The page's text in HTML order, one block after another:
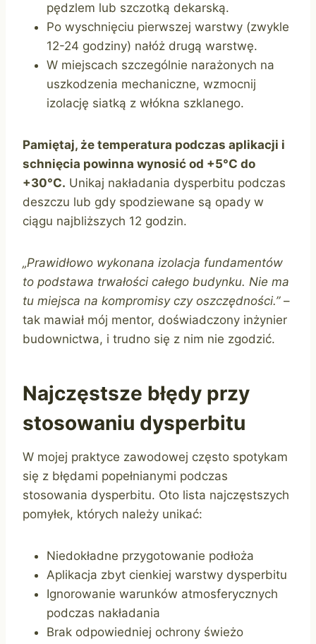
pędzlem lub szczotką dekarską.
Po wyschnięciu pierwszej warstwy (zwykle
12-24 godziny) nałóż drugą warstwę.
W miejscach szczególnie narażonych na
uszkodzenia mechaniczne, wzmocnij
izolację siatką z włókna szklanego.
Pamiętaj, że temperatura podczas aplikacji i
schnięcia powinna wynosić od +5°C do
+30°C. Unikaj nakładania dysperbitu podczas
deszczu lub gdy spodziewane są opady w
ciągu najbliższych 12 godzin.
„Prawidłowo wykonana izolacja fundamentów
to podstawa trwałości całego budynku. Nie ma
tu miejsca na kompromisy czy oszczędności.”–
tak mawiał mój mentor, doświadczony inżynier
budownictwa, i trudno się z nim nie zgodzić.
Najczęstsze błędy przy
stosowaniu dysperbitu
W mojej praktyce zawodowej często spotykam
się z błędami popełnianymi podczas
stosowania dysperbitu. Oto lista najczęstszych
pomyłek, których należy unikać:
Niedokładne przygotowanie podłoża
Aplikacja zbyt cienkiej warstwy dysperbitu
Ignorowanie warunków atmosferycznych
podczas nakładania
Brak odpowiedniej ochrony świeżo